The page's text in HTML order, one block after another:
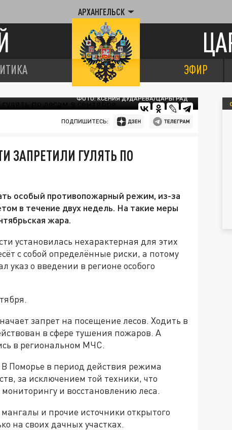
АРХАНГЕЛЬСК
ЭФИР
ФОТО: КСЕНИЯ ДУДАРЕВА/ЦАРЬГРАД
ПОДПИШИТЕСЬ:
ЗАПРЕТИЛИ ГУЛЯТЬ ПО
особый противопожарный режим, из-за
в течение двух недель. На такие меры
жара.
установилась нехарактерная для этих
с собой определённые риски, а потому
указ о введении в регионе особого
запрет на посещение лесов. Ходить в
в сфере тушения пожаров. А
в региональном МЧС.
В Поморье в период действия режима
за исключением той техники, что
и восстановлению леса.
и прочие источники открытого
на своих дачных участках.